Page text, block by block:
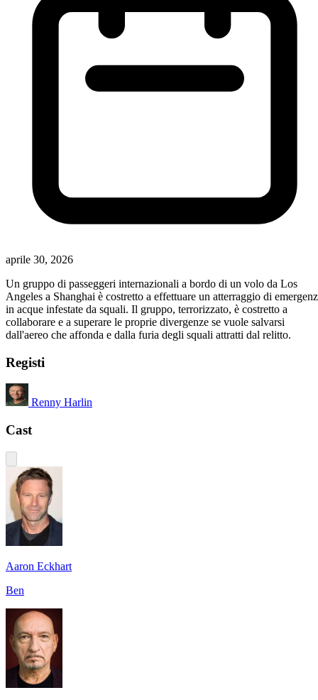
aprile 30, 2026
Un gruppo di passeggeri internazionali a bordo di un volo da Los
Angeles a Shanghai è costretto a effettuare un atterraggio di
in acque infestate da squali. Il gruppo, terrorizzato, è costretto a
collaborare e a superare le proprie divergenze se vuole salvarsi
dall'aereo che affonda e dalla furia degli squali attratti dal relitto.
Registi
Renny Harlin
Cast
Aaron Eckhart
Ben